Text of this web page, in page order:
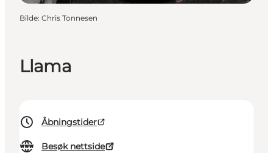
Llama
Åbningstider
Besøk nettside
Bilde: Chris Tonnesen